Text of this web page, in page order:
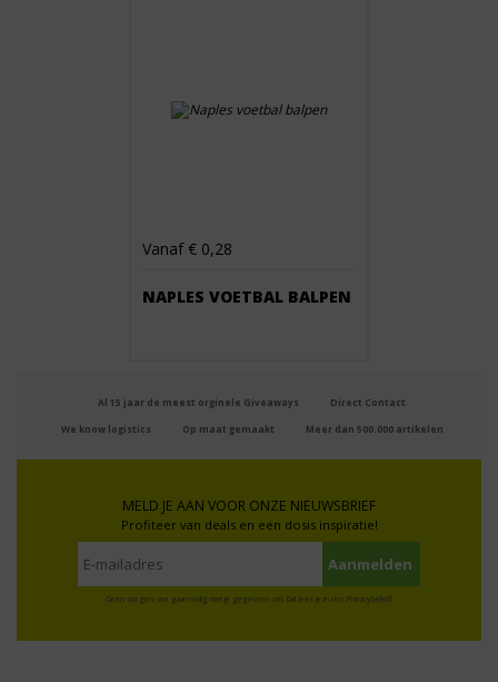
Vanaf € 0,28
NAPLES VOETBAL BALPEN
Al 15 jaar de meest orginele Giveaways Direct Contact
We know logistics Op maat gemaakt Meer dan 500.000 artikelen
MELD JE AAN VOOR ONZE NIEUWSBRIEF
Profiteer van deals en een dosis inspiratie!
Geen zorgen: we gaan veilig met je gegevens om. Dat lees je in ons Privacybeleid.